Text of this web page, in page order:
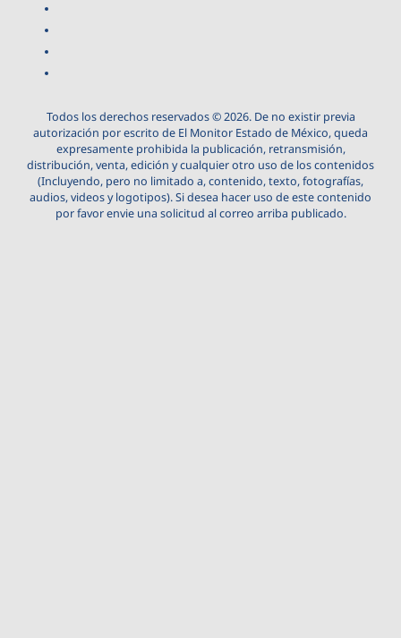
Todos los derechos reservados © 2026. De no existir previa
autorización por escrito de El Monitor Estado de México, queda
expresamente prohibida la publicación, retransmisión,
distribución, venta, edición y cualquier otro uso de los contenidos
(Incluyendo, pero no limitado a, contenido, texto, fotografías,
audios, videos y logotipos). Si desea hacer uso de este contenido
por favor envie una solicitud al correo arriba publicado.